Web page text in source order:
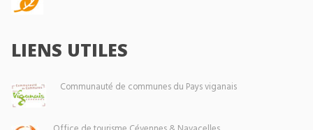
LIENS UTILES
Communauté de communes du Pays viganais